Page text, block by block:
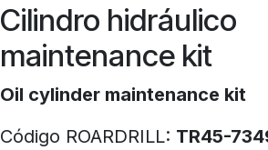
Cilindro hidráulico
maintenance kit
Oil cylinder maintenance kit
Código ROARDRILL: TR45-